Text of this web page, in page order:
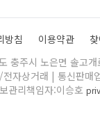
방침 이용약관
충주시 노은면 솔고
자상거래 | 통신판매
관리책임자:이승호